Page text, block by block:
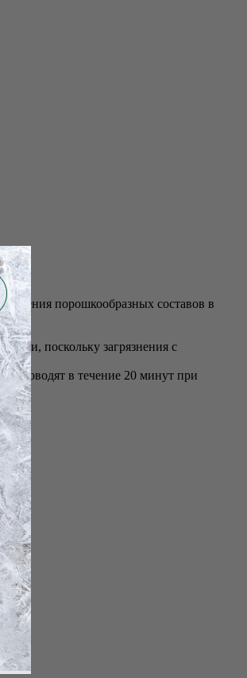
порошкообразных составов в
поскольку загрязнения с
проводят в течение 20 минут при